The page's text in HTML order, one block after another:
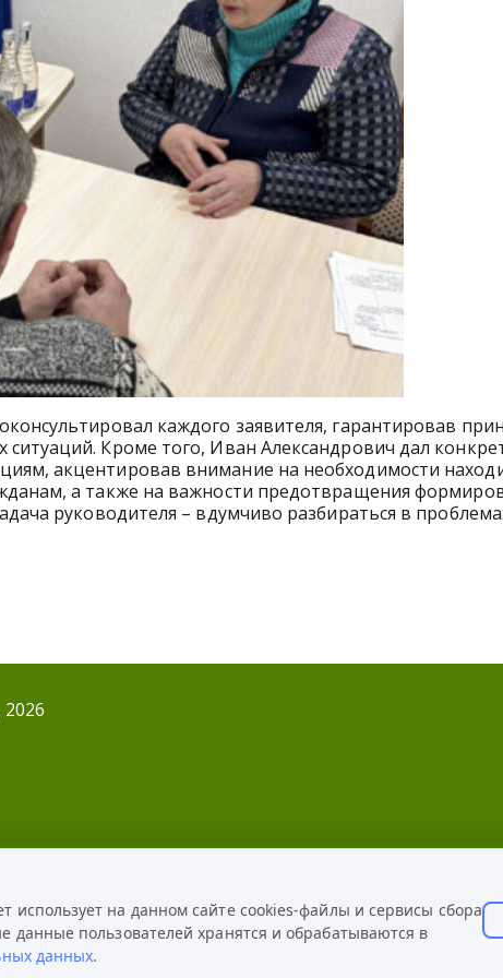
каждого заявителя, гарантировав
Кроме того, Иван Александрович дал
акцентировав внимание на необходимости
а также на важности предотвращения
руководителя – вдумчиво разбираться в
КАРТА САЙТА
использует на данном сайте cookies-файлы и сервисы сбора
данные пользователей хранятся и обрабатываются в
данных.